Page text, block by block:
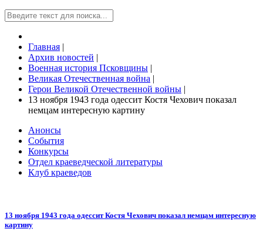
Главная |
Архив новостей |
Военная история Псковщины |
Великая Отечественная война |
Герои Великой Отечественной войны |
13 ноября 1943 года одессит Костя Чехович показал
немцам интересную картину
Анонсы
События
Конкурсы
Отдел краеведческой литературы
Клуб краеведов
13 ноября 1943 года одессит Костя Чехович показал немцам интересную
картину